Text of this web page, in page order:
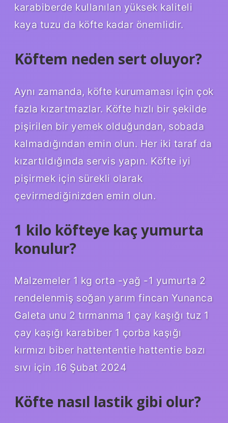
karabiberde kullanılan yüksek kaliteli
kaya tuzu da köfte kadar önemlidir.
Köftem neden sert oluyor?
Aynı zamanda, köfte kurumaması için çok
fazla kızartmazlar. Köfte hızlı bir şekilde
pişirilen bir yemek olduğundan, sobada
kalmadığından emin olun. Her iki taraf da
kızartıldığında servis yapın. Köfte iyi
pişirmek için sürekli olarak
çevirmediğinizden emin olun.
1 kilo köfteye kaç yumurta
konulur?
Malzemeler 1 kg orta -yağ -1 yumurta 2
rendelenmiş soğan yarım fincan Yunanca
Galeta unu 2 tırmanma 1 çay kaşığı tuz 1
çay kaşığı karabiber 1 çorba kaşığı
kırmızı biber hattententie hattentie bazı
sıvı için .16 Şubat 2024
Köfte nasıl lastik gibi olur?